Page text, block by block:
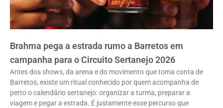
Brahma pega a estrada rumo a Barretos em
campanha para o Circuito Sertanejo 2026
Antes dos shows, da arena e do movimento que toma conta de
Barretos, existe um ritual conhecido por quem acompanha de
perto o calendário sertanejo: organizar a turma, preparar a
viagem e pegar a estrada. É justamente esse percurso que